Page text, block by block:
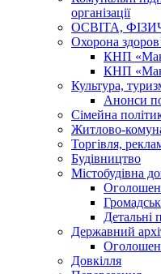
організації
ОСВІТА,
Охорона
КНП
КНП
Культура,
Анонси
Сімейна
Житлово-
Торгівля,
Будівництво
Містобудівна
Детальні
Державний
Довкілля